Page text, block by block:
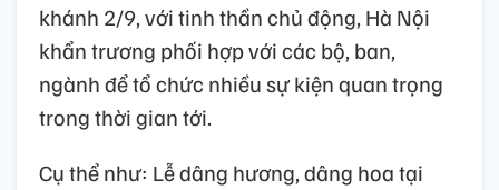
khánh 2/9, với tinh thần chủ động, Hà Nội
khẩn trương phối hợp với các bộ, ban,
ngành để tổ chức nhiều sự kiện quan trọng
trong thời gian tới.
Cụ thể như: Lễ dâng hương, dâng hoa tại